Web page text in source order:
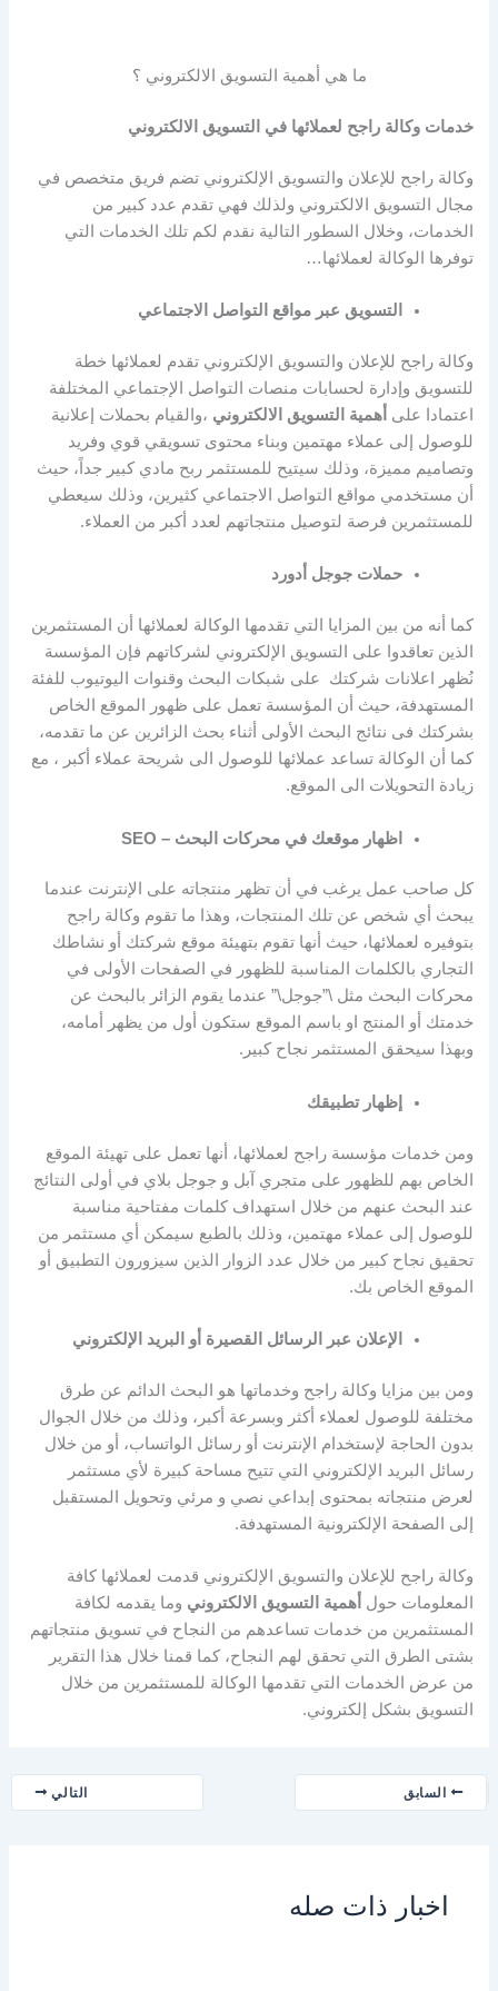
ما هي أهمية التسويق الالكتروني ؟
خدمات وكالة راجح لعملائها في التسويق الالكتروني
وكالة راجح للإعلان والتسويق الإلكتروني تضم فريق متخصص في
مجال التسويق الالكتروني ولذلك فهي تقدم عدد كبير من
الخدمات، وخلال السطور التالية نقدم لكم تلك الخدمات التي
توفرها الوكالة لعملائها…
التسويق عبر مواقع التواصل الاجتماعي
وكالة راجح للإعلان والتسويق الإلكتروني تقدم لعملائها خطة
للتسويق وإدارة لحسابات منصات التواصل الإجتماعي المختلفة
اعتمادا على أهمية التسويق الالكتروني ،والقيام بحملات إعلانية
للوصول إلى عملاء مهتمين وبناء محتوى تسويقي قوي وفريد
وتصاميم مميزة، وذلك سيتيح للمستثمر ربح مادي كبير جداً، حيث
أن مستخدمي مواقع التواصل الاجتماعي كثيرين، وذلك سيعطي
للمستثمرين فرصة لتوصيل منتجاتهم لعدد أكبر من العملاء.
حملات جوجل أدورد
كما أنه من بين المزايا التي تقدمها الوكالة لعملائها أن المستثمرين
الذين تعاقدوا على التسويق الإلكتروني لشركاتهم فإن المؤسسة
نُظهر اعلانات شركتك على شبكات البحث وقنوات اليوتيوب للفئة
المستهدفة، حيث أن المؤسسة تعمل على ظهور الموقع الخاص
بشركتك فى نتائج البحث الأولى أثناء بحث الزائرين عن ما تقدمه،
كما أن الوكالة تساعد عملائها للوصول الى شريحة عملاء أكبر ، مع
زيادة التحويلات الى الموقع.
اظهار موقعك في محركات البحث – SEO
كل صاحب عمل يرغب في أن تظهر منتجاته على الإنترنت عندما
يبحث أي شخص عن تلك المنتجات، وهذا ما تقوم وكالة راجح
بتوفيره لعملائها، حيث أنها تقوم بتهيئة موقع شركتك أو نشاطك
التجاري بالكلمات المناسبة للظهور في الصفحات الأولى في
محركات البحث مثل \”جوجل\” عندما يقوم الزائر بالبحث عن
خدمتك أو المنتج او باسم الموقع ستكون أول من يظهر أمامه،
وبهذا سيحقق المستثمر نجاح كبير.
إظهار تطبيقك
ومن خدمات مؤسسة راجح لعملائها، أنها تعمل على تهيئة الموقع
الخاص بهم للظهور على متجري آبل و جوجل بلاي في أولى النتائج
عند البحث عنهم من خلال استهداف كلمات مفتاحية مناسبة
للوصول إلى عملاء مهتمين، وذلك بالطبع سيمكن أي مستثمر من
تحقيق نجاح كبير من خلال عدد الزوار الذين سيزورون التطبيق أو
الموقع الخاص بك.
الإعلان عبر الرسائل القصيرة أو البريد الإلكتروني
ومن بين مزايا وكالة راجح وخدماتها هو البحث الدائم عن طرق
مختلفة للوصول لعملاء أكثر وبسرعة أكبر، وذلك من خلال الجوال
بدون الحاجة لإستخدام الإنترنت أو رسائل الواتساب، أو من خلال
رسائل البريد الإلكتروني التي تتيح مساحة كبيرة لأي مستثمر
لعرض منتجاته بمحتوى إبداعي نصي و مرئي وتحويل المستقبل
إلى الصفحة الإلكترونية المستهدفة.
وكالة راجح للإعلان والتسويق الإلكتروني قدمت لعملائها كافة
المعلومات حول أهمية التسويق الالكتروني وما يقدمه لكافة
المستثمرين من خدمات تساعدهم من النجاح في تسويق منتجاتهم
بشتى الطرق التي تحقق لهم النجاح، كما قمنا خلال هذا التقرير
من عرض الخدمات التي تقدمها الوكالة للمستثمرين من خلال
التسويق بشكل إلكتروني.
السابق التالي
اخبار ذات صله